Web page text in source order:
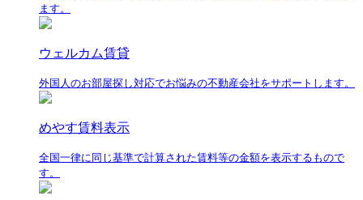
ます。
ウェルカム賃貸
外国人のお部屋探し対応でお悩みの不動産会社をサポートします。
めやす賃料表示
全国一律に同じ基準で計算された賃料等の金額を表示するもので
す。